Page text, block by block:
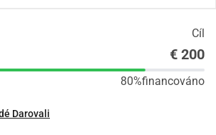
Cíl
€ 200
80%financováno
Darovali